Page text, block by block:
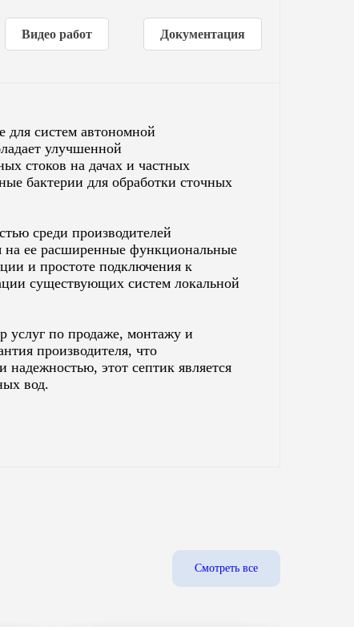
Видео работ Документация
систем автономной
улучшенной
стоков на дачах и частных
бактерии для обработки сточных
среди производителей
на ее расширенные функциональные
и простоте подключения к
существующих систем локальной
услуг по продаже, монтажу и
производителя, что
этот септик является
вод.
Смотреть все